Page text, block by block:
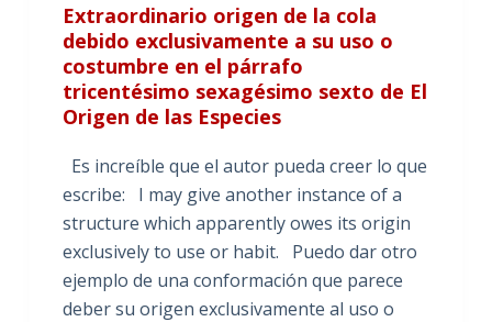
Extraordinario origen de la cola
debido exclusivamente a su uso o
costumbre en el párrafo
tricentésimo sexagésimo sexto de El
Origen de las Especies
Es increíble que el autor pueda creer lo que
escribe: I may give another instance of a
structure which apparently owes its origin
exclusively to use or habit. Puedo dar otro
ejemplo de una conformación que parece
deber su origen exclusivamente al uso o